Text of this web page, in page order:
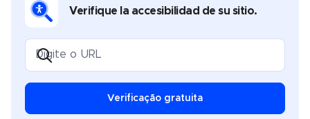
Verifique la accesibilidad de su sitio.
Verificação gratuita